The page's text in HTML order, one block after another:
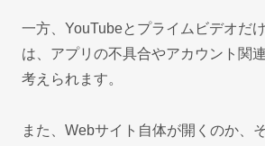
一方、YouTubeとプライムビデオだ
は、アプリの不具合やアカウント関
考えられます。
また、Webサイト自体が開くのか、